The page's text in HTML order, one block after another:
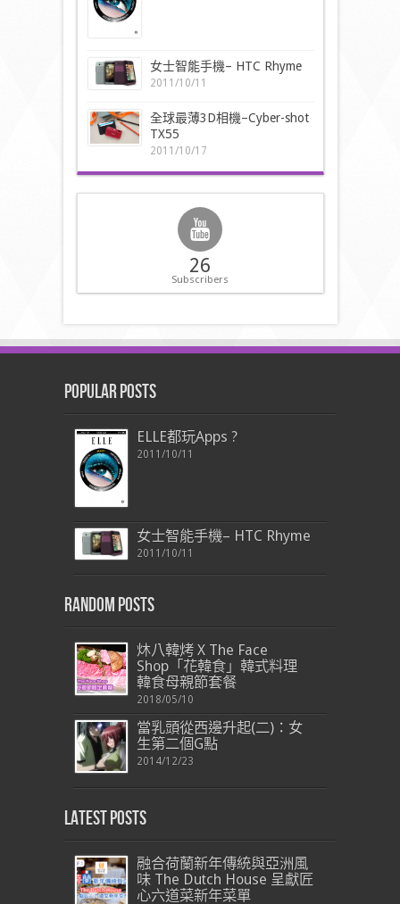
女士智能手機– HTC Rhyme
2011/10/11
全球最薄3D相機–Cyber-shot
TX55
2011/10/17
26
Subscribers
Popular Posts
ELLE都玩Apps ?
2011/10/11
女士智能手機– HTC Rhyme
2011/10/11
Random Posts
炑八韓烤 X The Face
Shop「花韓食」韓式料理
韓食母親節套餐
2018/05/10
當乳頭從西邊升起(二)：女
生第二個G點
2014/12/23
Latest Posts
融合荷蘭新年傳統與亞洲風
味 The Dutch House 呈獻匠
心六道菜新年菜單